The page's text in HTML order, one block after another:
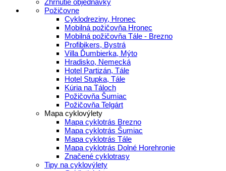
Požičovne
Cyklodreziny, Hronec
Mobilná požičovňa Hronec
Mobilná požičovňa Tále - Brezno
Profibikers, Bystrá
Villa Ďumbierka, Mýto
Hradisko, Nemecká
Hotel Partizán, Tále
Hotel Stupka, Tále
Kúria na Táloch
Požičovňa Šumiac
Požičovňa Telgárt
Mapa cyklovýlety
Mapa cyklotrás Brezno
Mapa cyklotrás Šumiac
Mapa cyklotrás Tále
Mapa cyklotrás Dolné Horehronie
Značené cyklotrasy
Tipy na cyklovýlety